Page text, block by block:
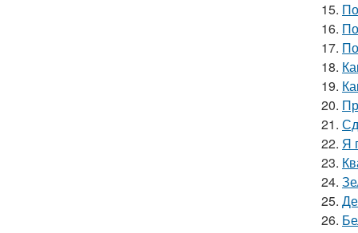
15.
16.
17.
18.
19.
20.
21.
22. Я
23.
24.
25.
26.